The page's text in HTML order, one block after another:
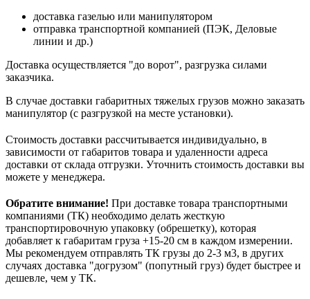
доставка газелью или манипулятором
отправка транспортной компанией (ПЭК, Деловые
линии и др.)
Доставка осуществляется "до ворот", разгрузка силами
заказчика.
В случае доставки габаритных тяжелых грузов можно заказать
манипулятор (с разгрузкой на месте установки).
Стоимость доставки рассчитывается индивидуально, в
зависимости от габаритов товара и удаленности адреса
доставки от склада отгрузки. Уточнить стоимость доставки вы
можете у менеджера.
Обратите внимание! При доставке товара транспортными
компаниями (ТК) необходимо делать жесткую
транспортировочную упаковку (обрешетку), которая
добавляет к габаритам груза +15-20 см в каждом измерении.
Мы рекомендуем отправлять ТК грузы до 2-3 м3, в других
случаях доставка "догрузом" (попутный груз) будет быстрее и
дешевле, чем у ТК.